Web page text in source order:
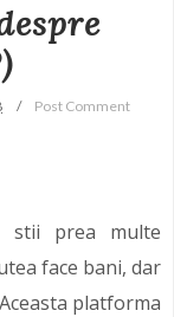
Post Comment
stii prea multe
face bani, dar
platforma